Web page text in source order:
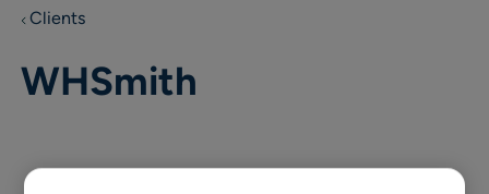
Clients
WHSmith